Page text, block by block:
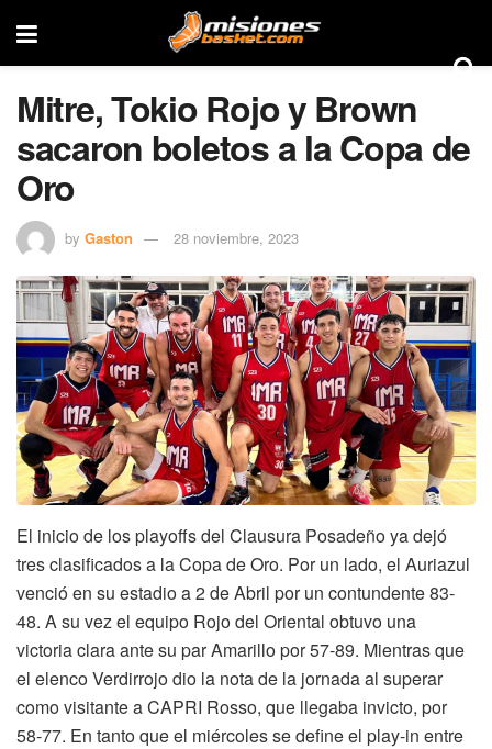
Mitre, Tokio Rojo y Brown
sacaron boletos a la Copa de
Oro
by Gaston 28 noviembre, 2023
El inicio de los playoffs del Clausura Posadeño ya dejó
tres clasificados a la Copa de Oro. Por un lado, el Auriazul
venció en su estadio a 2 de Abril por un contundente 83-
48. A su vez el equipo Rojo del Oriental obtuvo una
victoria clara ante su par Amarillo por 57-89. Mientras que
el elenco Verdirrojo dio la nota de la jornada al superar
como visitante a CAPRI Rosso, que llegaba invicto, por
58-77. En tanto que el miércoles se define el play-in entre